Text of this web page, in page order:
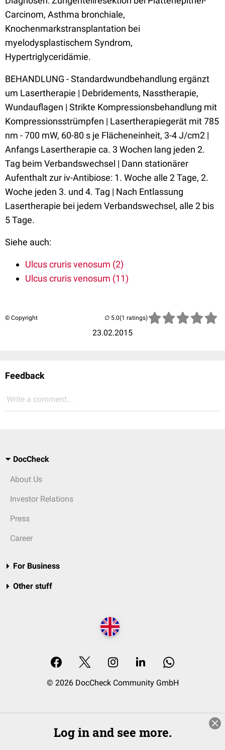
Carcinom, Asthma bronchiale,
Knochenmarkstransplantation bei
myelodysplastischem Syndrom,
Hypertriglyceridämie.
BEHANDLUNG - Standardwundbehandlung ergänzt
um Lasertherapie | Debridements, Nasstherapie,
Wundauflagen | Strikte Kompressionsbehandlung mit
Kompressionsstrümpfen | Lasertherapiegerät mit 785
nm - 700 mW, 60-80 s je Flächeneinheit, 3-4 J/cm2 |
Anfangs Lasertherapie ca. 3 Wochen lang jeden 2.
Tag beim Verbandswechsel | Dann stationärer
Aufenthalt zur iv-Antibiose: 1. Woche alle 2 Tage, 2.
Woche jeden 3. und 4. Tag | Nach Entlassung
Lasertherapie bei jedem Verbandswechsel, alle 2 bis
5 Tage.
Siehe auch:
Ulcus cruris venosum (2)
Ulcus cruris venosum (11)
© Copyright
23.02.2015
(1 ratings)
Feedback
Write a comment...
DocCheck
About Us
Investor Relations
Press
Career
For Business
Other stuff
© 2026 DocCheck Community GmbH
Log in and see more.